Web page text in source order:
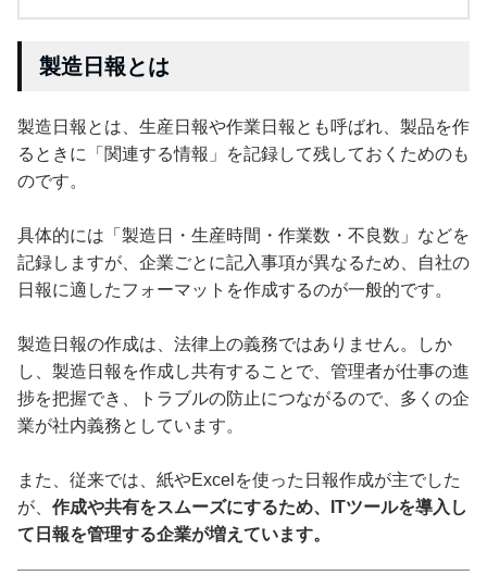
製造日報とは
製造日報とは、生産日報や作業日報とも呼ばれ、製品を作
るときに「関連する情報」を記録して残しておくためのも
のです。
具体的には「製造日・生産時間・作業数・不良数」などを
記録しますが、企業ごとに記入事項が異なるため、自社の
日報に適したフォーマットを作成するのが一般的です。
製造日報の作成は、法律上の義務ではありません。しか
し、製造日報を作成し共有することで、管理者が仕事の進
捗を把握でき、トラブルの防止につながるので、多くの企
業が社内義務としています。
また、従来では、紙やExcelを使った日報作成が主でした
が、 作成や共有をスムーズにするため、ITツールを導入し
て日報を管理する企業が増えています。